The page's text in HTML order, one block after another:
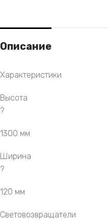
Описание
Характеристики
Высота
?
1300 мм
Ширина
?
120 мм
Световозвращатели